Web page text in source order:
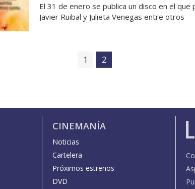
El 31 de enero se publica un disco en el que
Javier Ruibal y Julieta Venegas entre otros
1 2
CINEMANÍA
Noticias
Cartelera
Próximos estrenos
DVD